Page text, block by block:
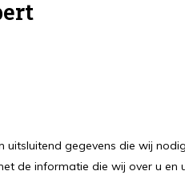
gegevens die wij
de informatie die wij over u en